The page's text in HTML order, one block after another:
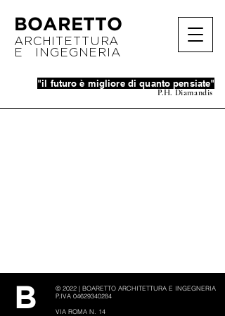
BOARETTO
ARCHITETTURA
E INGEGNERIA
"il futuro è migliore di quanto pensiate"
P.H. Diamandis
​B
© 2022 | BOARETTO ARCHITETTURA E INGEGNERIA
P.IVA 04629340284
VIA ROMA N. 14